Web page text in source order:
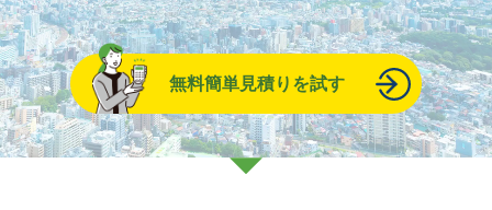
無料簡単見積りを試す